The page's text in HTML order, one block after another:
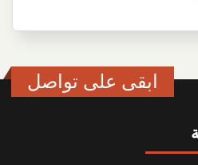
ابقى على تواصل